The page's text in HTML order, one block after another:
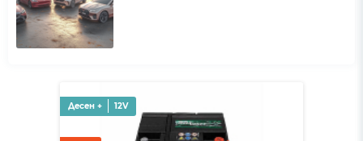
Десен + 12V